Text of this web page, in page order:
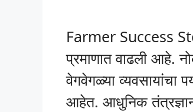
Farmer Success
प्रमाणात वाढली आहे.
वेगवेगळ्या
आहेत. आधुनिक